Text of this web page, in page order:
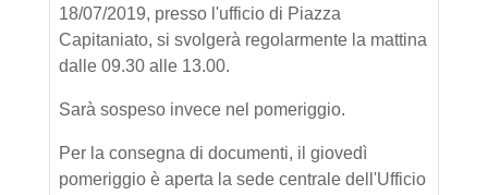
18/07/2019, presso l'ufficio di Piazza
Capitaniato, si svolgerà regolarmente la mattina
dalle 09.30 alle 13.00.
Sarà sospeso invece nel pomeriggio.
Per la consegna di documenti, il giovedì
pomeriggio è aperta la sede centrale dell'Ufficio